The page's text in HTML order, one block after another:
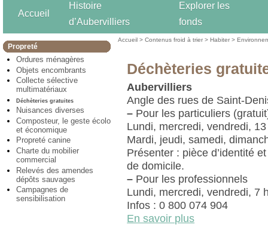
Accueil
Histoire
d’Aubervilliers
Explorer les
fonds
Propreté
Ordures ménagères
Objets encombrants
Collecte sélective
multimatériaux
Déchèteries gratuites
Nuisances diverses
Composteur, le geste écolo
et économique
Propreté canine
Charte du mobilier
commercial
Relevés des amendes
dépôts sauvages
Campagnes de
sensibilisation
Accueil >Contenus froid à trier >Habiter >
Déchèteries
Aubervilliers
Angle des rues de Saint-
– Pour les particuliers
Lundi, mercredi, vendredi,
Mardi, jeudi, samedi,
Présenter : pièce d’identité
de domicile.
– Pour les professionnels
Lundi, mercredi, vendredi, 7
Infos : 0 800 074 904
En savoir plus